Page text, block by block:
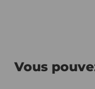
Vous